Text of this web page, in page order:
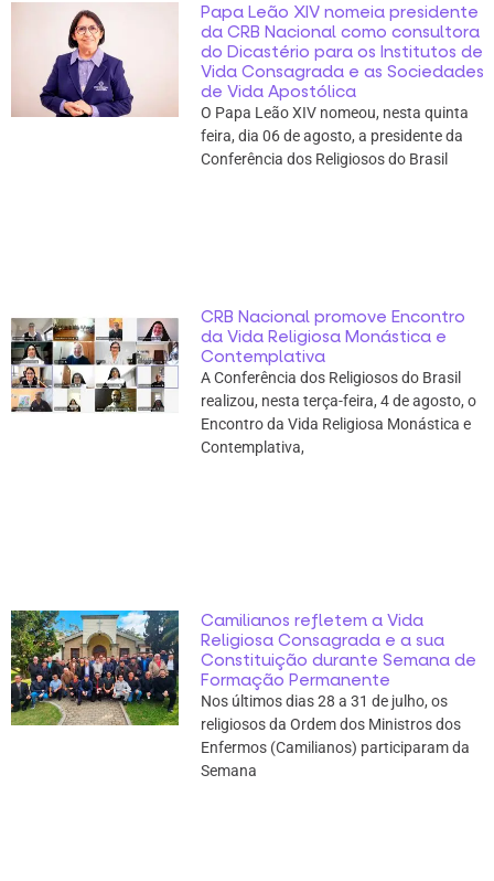
Papa Leão XIV nomeia presidente
da CRB Nacional como consultora
do Dicastério para os Institutos de
Vida Consagrada e as Sociedades
de Vida Apostólica
O Papa Leão XIV nomeou, nesta quinta
feira, dia 06 de agosto, a presidente da
Conferência dos Religiosos do Brasil
CRB Nacional promove Encontro
da Vida Religiosa Monástica e
Contemplativa
A Conferência dos Religiosos do Brasil
realizou, nesta terça-feira, 4 de agosto, o
Encontro da Vida Religiosa Monástica e
Contemplativa,
Camilianos refletem a Vida
Religiosa Consagrada e a sua
Constituição durante Semana de
Formação Permanente
Nos últimos dias 28 a 31 de julho, os
religiosos da Ordem dos Ministros dos
Enfermos (Camilianos) participaram da
Semana